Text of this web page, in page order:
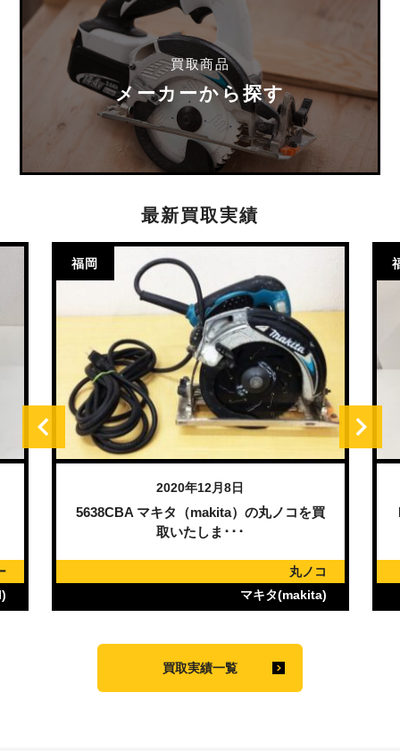
買取商品
メーカーから探す
最新買取実績
福岡
2020年12月8日
5638CBA マキタ（makita）の丸ノコを買
取いたしま･･･
丸ノコ
マキタ(makita)
買取実績一覧